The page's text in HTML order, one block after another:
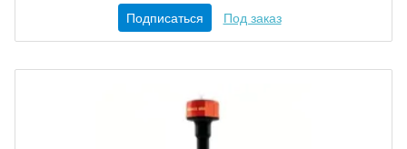
Подписаться Под заказ